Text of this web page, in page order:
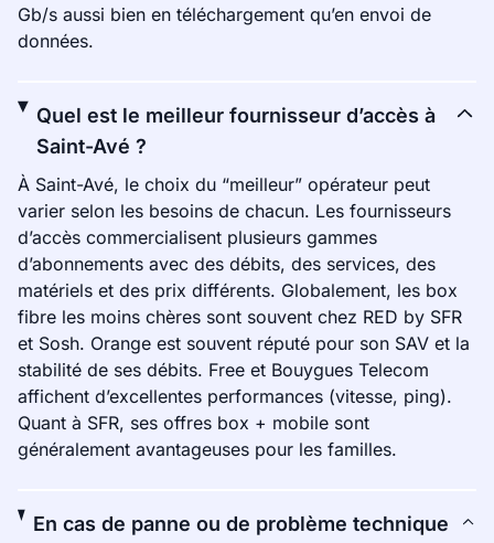
Gb/s aussi bien en téléchargement qu’en envoi de
données.
Quel est le meilleur fournisseur d’accès à
Saint-Avé ?
À Saint-Avé, le choix du “meilleur” opérateur peut
varier selon les besoins de chacun. Les fournisseurs
d’accès commercialisent plusieurs gammes
d’abonnements avec des débits, des services, des
matériels et des prix différents. Globalement, les box
fibre les moins chères sont souvent chez RED by SFR
et Sosh. Orange est souvent réputé pour son SAV et la
stabilité de ses débits. Free et Bouygues Telecom
affichent d’excellentes performances (vitesse, ping).
Quant à SFR, ses offres box + mobile sont
généralement avantageuses pour les familles.
En cas de panne ou de problème technique